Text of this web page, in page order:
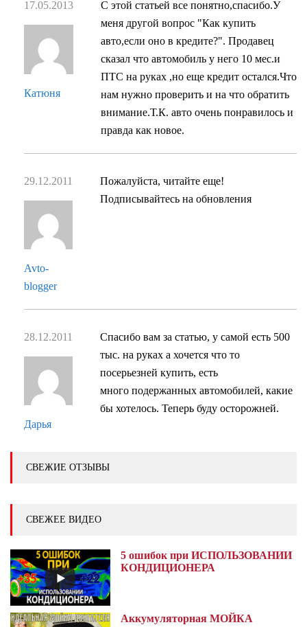
17.05.2013
Катюня
С этой статьей все понятно,спасибо.У
меня другой вопрос "Как купить
авто,если оно в кредите?". Продавец
сказал что автомобиль у него 10 мес.и
ПТС на руках ,но еще кредит остался.Что
нам нужно проверить и на что обратить
внимание.Т.К. авто очень понравилось и
правда как новое.
29.12.2011
Avto-
blogger
Пожалуйста, читайте еще!
Подписывайтесь на обновления
28.12.2011
Дарья
Спасибо вам за статью, у самой есть 500
тыс. на руках а хочется что то
посерьезней купить, есть
много подержанных автомобилей, какие
бы хотелось. Теперь буду осторожней.
СВЕЖИЕ ОТЗЫВЫ
СВЕЖЕЕ ВИДЕО
5 ошибок при ИСПОЛЬЗОВАНИИ
КОНДИЦИОНЕРА
Аккумуляторная МОЙКА